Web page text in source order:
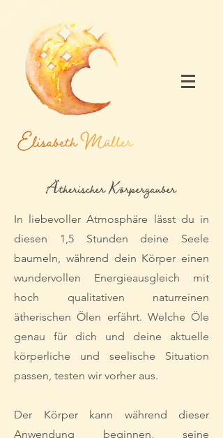
In liebevoller Atmosphäre lässt du in
diesen 1,5 Stunden deine Seele
baumeln, während dein Körper einen
wundervollen Energieausgleich mit
hoch qualitativen naturreinen
ätherischen Ölen erfährt. Welche Öle
genau für dich und deine aktuelle
körperliche und seelische Situation
passen, testen wir vorher aus.
Der Körper kann während dieser
Anwendung beginnen, seine